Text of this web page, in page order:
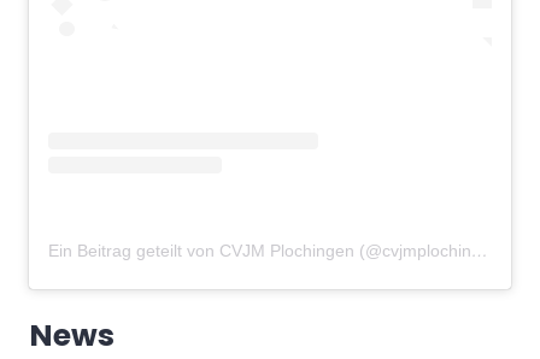
Ein Beitrag geteilt von CVJM Plochingen (@cvjmplochingen)
News